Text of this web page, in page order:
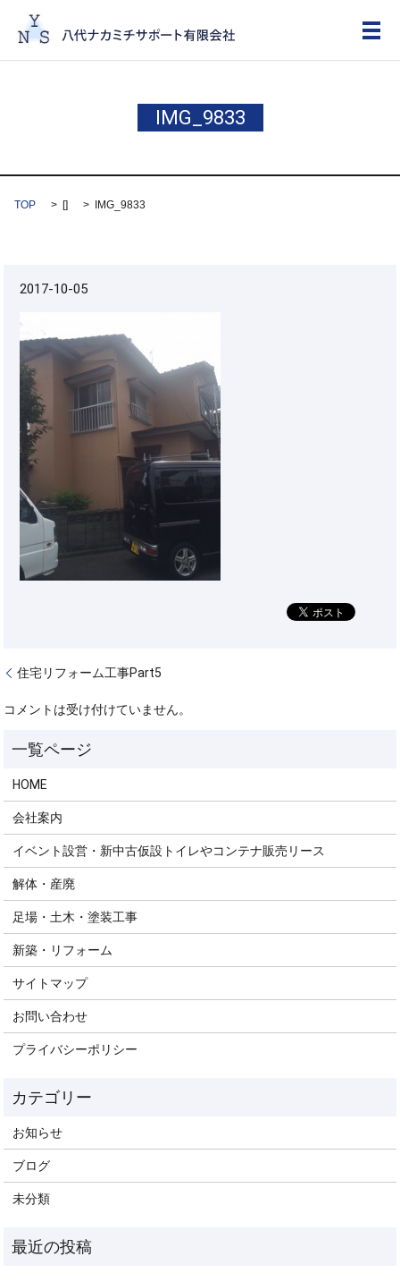
メ
IMG_9833
TOP [] IMG_9833
2017-10-05
住宅リフォーム工事Part5
コメントは受け付けていません。
HOME
会社案内
イベント設営・新中古仮設トイレやコンテナ販売リース
解体・産廃
足場・土木・塗装工事
新築・リフォーム
サイトマップ
お問い合わせ
プライバシーポリシー
お知らせ
ブログ
未分類